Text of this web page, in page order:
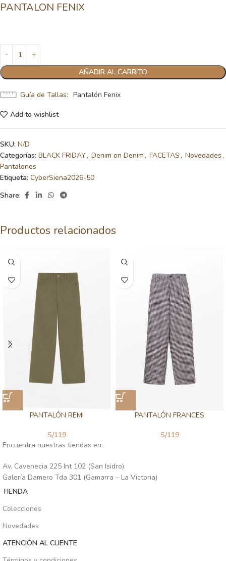
PANTALON FENIX
AÑADIR AL CARRITO
Guía de Tallas Pantalón Fenix
Add to wishlist
SKU: N/D
Categorías: BLACK FRIDAY, Denim on Denim , FACETAS , Novedades ,
Pantalones
Etiqueta: CyberSiena2026-50
Share:
Productos relacionados
PANTALÓN REMI
S/119
PANTALÓN FRANCES
S/119
Encuentra nuestras tiendas en:
Av. Cavenecia 225 Int 102 (San Isidro)
Galería Damero Tda 301 (Gamarra – La Victoria)
TIENDA
Colecciones
Novedades
ATENCIÓN AL CLIENTE